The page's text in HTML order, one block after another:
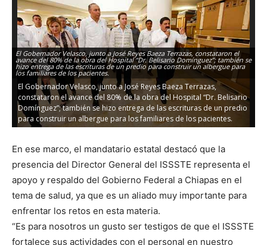
El Gobernador Velasco, junto a José Reyes Baeza Terrazas, constataron el
avance del 80% de la obra del Hospital “Dr. Belisario Domínguez”; también se
hizo entrega de las escrituras de un predio para construir un albergue para
los familiares de los pacientes.
El Gobernador Velasco, junto a José Reyes Baeza Terrazas,
constataron el avance del 80% de la obra del Hospital “Dr. Belisario
Domínguez”; también se hizo entrega de las escrituras de un predio
para construir un albergue para los familiares de los pacientes.
En ese marco, el mandatario estatal destacó que la
presencia del Director General del ISSSTE representa el
apoyo y respaldo del Gobierno Federal a Chiapas en el
tema de salud, ya que es un aliado muy importante para
enfrentar los retos en esta materia.
“Es para nosotros un gusto ser testigos de que el ISSSTE
fortalece sus actividades con el personal en nuestro